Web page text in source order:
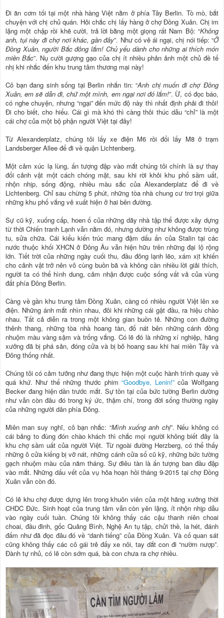
Đi ăn cơm tối tại một nhà hàng Việt nằm ở phía Tây Berlin. Tò mò, bắt
chuyện với chị chủ quán. Hỏi chắc chị lấy hàng ở chợ Đồng Xuân. Chị im
lặng một chập rồi khẽ cười, trả lời bằng một giọng rất Nam Bộ: “Không
anh, tụi này đi chợ nơi khác, gần đây”. Như có vẻ ái ngại, chị nói tiếp: “Ở
Đồng Xuân, người Bắc đông lắm! Chủ yếu dành cho những ai thích món
miền Bắc”. Nụ cười gượng gạo của chị ít nhiều phản ảnh một chủ đề tế
nhị khi nhắc đến khu trung tâm thương mại này!
Cô bạn đang sinh sống tại Berlin nhắn tin: “Anh chị muốn đi chợ Đồng
Xuân, em sẽ dẫn đi, chứ một mình, em ngại nơi đó lắm!”. Ừ, có đọc báo,
có nghe chuyện, nhưng “ngại” đến mức độ này thì nhất định phải đi thôi!
Đi cho biết, cho hiểu. Cái gì mà khó thì càng thôi thúc dẫu “chỉ” là một
cái chợ của một bộ phận người Việt tại đây!
Từ Alexanderplatz, chúng tôi lấy xe điện M6 rồi đổi lấy M8 ở trạm
Landsberger Allee để đi về quận Lichtenberg.
Một cảm xúc lạ lùng, ấn tượng đập vào mắt chúng tôi chính là sự thay
đổi cảnh vật một cách chóng mặt, sau khi rời khỏi khu phố sầm uất,
nhộn nhịp, sống động, nhiều màu sắc của Alexanderplatz để đi về
Lichtenberg. Chỉ sau chừng 5 phút, những tòa nhà chung cư trơ trọi giữa
những khu phố vắng vẻ xuất hiện ở hai bên đường.
Sự cũ kỹ, xuống cấp, hoen ố của những dãy nhà tập thể được xây dựng
từ thời Chiến tranh Lạnh vẫn nằm đó, nhưng dường như không được trùng
tu, sửa chữa. Cái kiểu kiến trúc mang đậm dấu ấn của Stalin tại các
nước thuộc khối XHCN ở Đông Âu vẫn hiện hữu trên những đại lộ rộng
lớn. Tiết trời của những ngày cuối thu, đầu đông lạnh lẽo, xám xịt khiến
cho cảnh vật trở nên vô cùng buồn bã và không cần nhiều lời giải thích,
người ta có thể hình dung, cảm nhận được cuộc sống vất vả của vùng
đất phía Đông Berlin.
Càng về gần khu trung tâm Đồng Xuân, càng có nhiều người Việt lên xe
điện. Những ánh mắt nhìn nhau, đôi khi những cái gật đầu, ra hiệu chào
nhau. Tất cả diễn ra trong một không gian buồn tẻ. Những con đường
thênh thang, những tòa nhà hoang tàn, đổ nát bên những cánh đồng
nhuộm màu vàng sậm và trống vắng. Có lẽ đó là những xí nghiệp, hãng
xưởng đã bị phá sản, đóng cửa và bị bỏ hoang sau khi hai miền Tây và
Đông thống nhất.
Chúng tôi có cảm tưởng như đang thực hiện một cuộc hành trình quay về
quá khứ. Như thể những thước phim“Goodbye, Lenin!”của Wolfgang
Becker đang hiện dần trước mắt. Sự tồn tại của bức tường Berlin dường
như vẫn còn đâu đó trong ký ức, thậm chí, trong đời sống thường ngày
của những người dân phía Đông.
Miên man suy nghĩ, cô bạn nhắc: “Mình xuống anh chị”. Nếu không có
cái bảng to đùng đón chào khách thì chắc mọi người không biết đây là
khu chợ sầm uất của người Việt. Từ ngoài đường Herzberg, có thể thấy
những ô cửa kiếng bị vỡ nát, những cánh cửa sổ cũ kỹ, những bức tường
gạch nhuộm màu của năm tháng. Sự điêu tàn là ấn tượng ban đầu đập
vào mắt. Những dấu vết của vụ hỏa hoạn hồi tháng 9-2015 tại chợ Đồng
Xuân vẫn còn đó.
Có lẽ khu chợ được dựng lên trong khuôn viên của một hãng xưởng thời
CHDC Đức. Sinh hoạt của trung tâm vẫn còn yên lặng, ít nhộn nhịp dẫu
vào ngày cuối tuần. Chúng tôi không thấy các cậu thanh niên choai
choai, đầu đinh, gốc Quảng Bình, Nghệ An tụ tập, chửi thề, la hét, đánh
đấm như đã đọc đâu đó về “danh tiếng” của Đồng Xuân. Và cố quan sát
cũng không thấy các cô gái trẻ đẩy xe nôi, tay dắt con đi “nườm nượp”.
Đành tự nhủ, có lẽ còn sớm quá, bà con chưa ra chợ nhiều.